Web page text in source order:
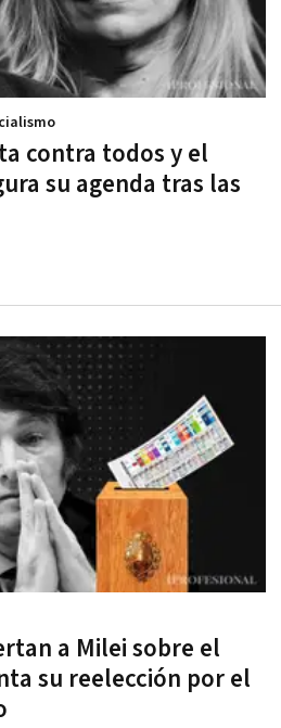
contra todos y el
su agenda tras las
a Milei sobre el
su reelección por el